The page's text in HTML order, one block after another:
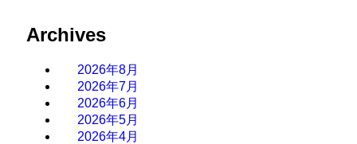
Archives
2026年8月
2026年7月
2026年6月
2026年5月
2026年4月